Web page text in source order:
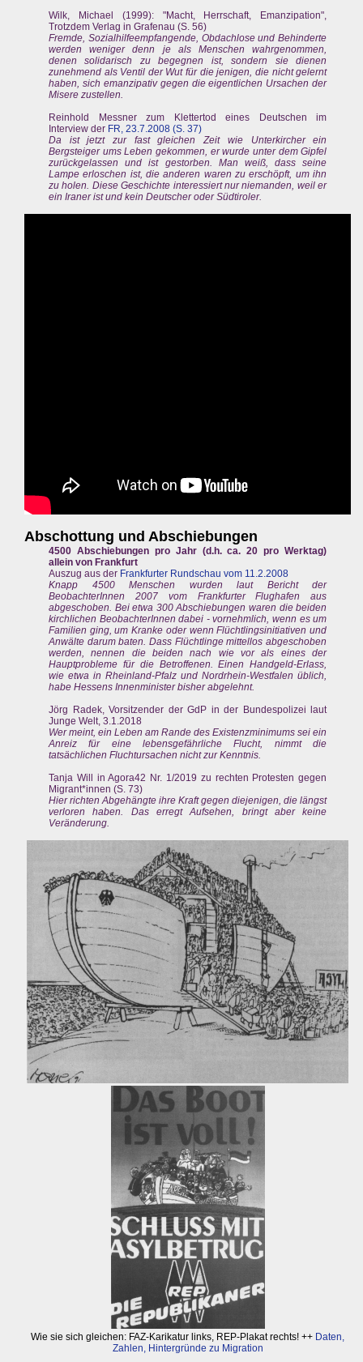
Wilk, Michael (1999): "Macht, Herrschaft, Emanzipation",
Trotzdem Verlag in Grafenau (S. 56)
Fremde, Sozialhilfeempfangende, Obdachlose und Behinderte
werden weniger denn je als Menschen wahrgenommen,
denen solidarisch zu begegnen ist, sondern sie dienen
zunehmend als Ventil der Wut für die jenigen, die nicht gelernt
haben, sich emanzipativ gegen die eigentlichen Ursachen der
Misere zustellen.
Reinhold Messner zum Klettertod eines Deutschen im
Interview der FR, 23.7.2008 (S. 37)
Da ist jetzt zur fast gleichen Zeit wie Unterkircher ein
Bergsteiger ums Leben gekommen, er wurde unter dem Gipfel
zurückgelassen und ist gestorben. Man weiß, dass seine
Lampe erloschen ist, die anderen waren zu erschöpft, um ihn
zu holen. Diese Geschichte interessiert nur niemanden, weil er
ein Iraner ist und kein Deutscher oder Südtiroler.
Abschottung und Abschiebungen
4500 Abschiebungen pro Jahr (d.h. ca. 20 pro Werktag)
allein von Frankfurt
Auszug aus der Frankfurter Rundschau vom 11.2.2008
Knapp 4500 Menschen wurden laut Bericht der
BeobachterInnen 2007 vom Frankfurter Flughafen aus
abgeschoben. Bei etwa 300 Abschiebungen waren die beiden
kirchlichen BeobachterInnen dabei - vornehmlich, wenn es um
Familien ging, um Kranke oder wenn Flüchtlingsinitiativen und
Anwälte darum baten. Dass Flüchtlinge mittellos abgeschoben
werden, nennen die beiden nach wie vor als eines der
Hauptprobleme für die Betroffenen. Einen Handgeld-Erlass,
wie etwa in Rheinland-Pfalz und Nordrhein-Westfalen üblich,
habe Hessens Innenminister bisher abgelehnt.
Jörg Radek, Vorsitzender der GdP in der Bundespolizei laut
Junge Welt, 3.1.2018
Wer meint, ein Leben am Rande des Existenzminimums sei ein
Anreiz für eine lebensgefährliche Flucht, nimmt die
tatsächlichen Fluchtursachen nicht zur Kenntnis.
Tanja Will in Agora42 Nr. 1/2019 zu rechten Protesten gegen
Migrant*innen (S. 73)
Hier richten Abgehängte ihre Kraft gegen diejenigen, die längst
verloren haben. Das erregt Aufsehen, bringt aber keine
Veränderung.
Wie sie sich gleichen: FAZ-Karikatur links, REP-Plakat rechts! ++ Daten,
Zahlen, Hintergründe zu Migration